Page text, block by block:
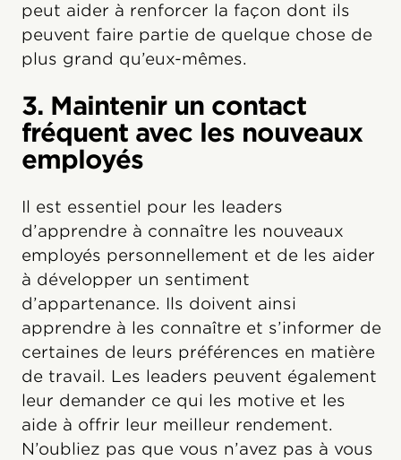
peut aider à renforcer la façon dont ils
peuvent faire partie de quelque chose de
plus grand qu’eux-mêmes.
3. Maintenir un contact
fréquent avec les nouveaux
employés
Il est essentiel pour les leaders
d’apprendre à connaître les nouveaux
employés personnellement et de les aider
à développer un sentiment
d’appartenance. Ils doivent ainsi
apprendre à les connaître et s’informer de
certaines de leurs préférences en matière
de travail. Les leaders peuvent également
leur demander ce qui les motive et les
aide à offrir leur meilleur rendement.
N’oubliez pas que vous n’avez pas à vous